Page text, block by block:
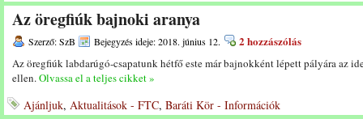
Az öregfiúk bajnoki aranya
Szerző: SzB Bejegyzés ideje: 2018. június 12. 2 hozzászólás
Az öregfiúk labdarúgó-csapatunk hétfő este már bajnokként lépett pályára az
ellen.Olvassa el a teljes cikket »
Ajánljuk, Aktualitások - FTC, Baráti Kör - Információk